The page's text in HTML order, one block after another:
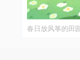
春日放风筝的田